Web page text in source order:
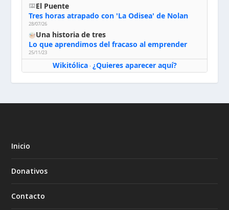
El Puente
Tres horas atrapado con 'La Odisea' de Nolan
28/07/26
Una historia de tres
Lo que aprendimos del fracaso al emprender
25/11/23
Wikitólica· ¿Quieres aparecer aquí?
Inicio
Donativos
Contacto